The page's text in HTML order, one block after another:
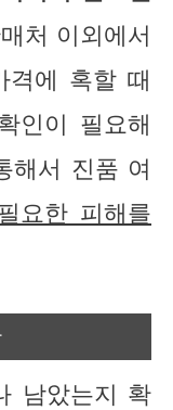
처 이외에서
격에 혹할 때
인이 필요해
해서 진품 여
요한 피해를
남았는지 확